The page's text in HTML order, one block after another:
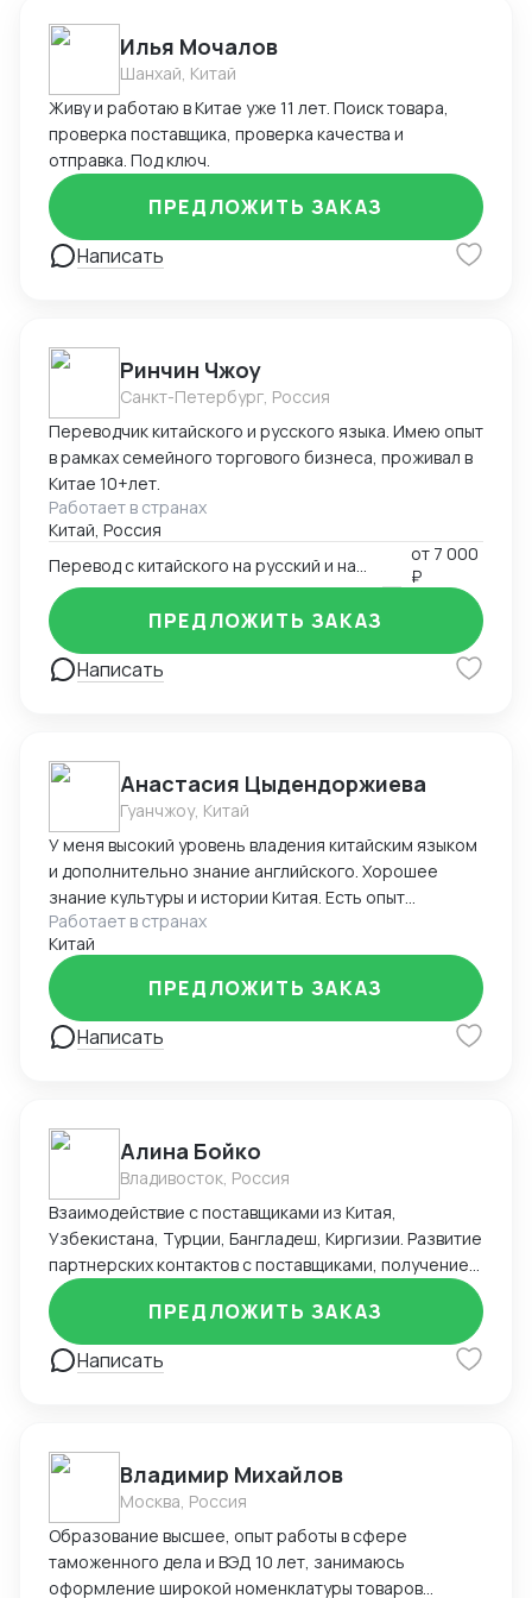
и сопровождения ВЭД.
Илья Мочалов
Шанхай, Китай
Живу и работаю в Китае уже 11 лет. Поиск товара,
проверка поставщика, проверка качества и
отправка. Под ключ.
Написать
ПРЕДЛОЖИТЬ ЗАКАЗ
Ринчин Чжоу
Санкт-Петербург, Россия
Переводчик китайского и русского языка. Имею опыт
в рамках семейного торгового бизнеса, проживал в
Китае 10+лет.
Работает в странах
Китай, Россия
от 7 000
₽
Написать
ПРЕДЛОЖИТЬ ЗАКАЗ
Анастасия Цыдендоржиева
Гуанчжоу, Китай
У меня высокий уровень владения китайским языком
и дополнительно знание английского. Хорошее
знание культуры и истории Китая. Есть опыт
аналогичного сопровождения
Работает в странах
Китай
Написать
ПРЕДЛОЖИТЬ ЗАКАЗ
Алина Бойко
Владивосток, Россия
Взаимодействие с поставщиками из Китая,
Узбекистана, Турции, Бангладеш, Киргизии. Развитие
партнерских контактов с поставщиками, получение
льготных условий сотрудничества. Полное ведение
заказа: поиск, контроль оплаты, исполнение условий
и сроков поставки, ведение учёта текущих сделок.
Подготовка и проведение закупочной компании:
Подготовка проектов договорной документации:
договоров, дополнительных соглашений,
спецификаций, согласования их с контрагентами.
Работа с перевозчиками и экспедиторами; контроль
сроков прихода на таможенные склады (СВХ) и РЦ.
Понимание логистической цепочки и этапов
Написать
ПРЕДЛОЖИТЬ ЗАКАЗ
Владимир Михайлов
Москва, Россия
Образование высшее, опыт работы в сфере
таможенного дела и ВЭД 10 лет, занимаюсь
оформление широкой номенклатуры товаров